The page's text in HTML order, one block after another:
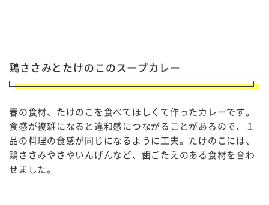
鶏ささみとたけのこのスープカレー
春の食材、たけのこを食べてほしくて作ったカレーです。
食感が複雑になると違和感につながることがあるので、１
品の料理の食感が同じになるように工夫。たけのこには、
鶏ささみやさやいんげんなど、歯ごたえのある食材を合わ
せました。